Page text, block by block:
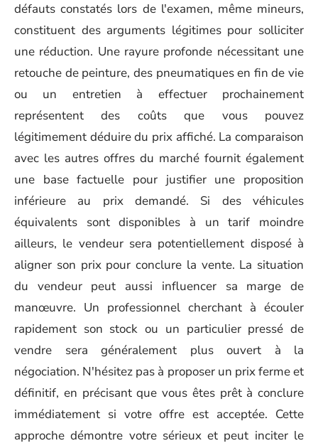
défauts constatés lors de l'examen, même mineurs,
constituent des arguments légitimes pour solliciter
une réduction. Une rayure profonde nécessitant une
retouche de peinture, des pneumatiques en fin de vie
ou un entretien à effectuer prochainement
représentent des coûts que vous pouvez
légitimement déduire du prix affiché. La comparaison
avec les autres offres du marché fournit également
une base factuelle pour justifier une proposition
inférieure au prix demandé. Si des véhicules
équivalents sont disponibles à un tarif moindre
ailleurs, le vendeur sera potentiellement disposé à
aligner son prix pour conclure la vente. La situation
du vendeur peut aussi influencer sa marge de
manœuvre. Un professionnel cherchant à écouler
rapidement son stock ou un particulier pressé de
vendre sera généralement plus ouvert à la
négociation. N'hésitez pas à proposer un prix ferme et
définitif, en précisant que vous êtes prêt à conclure
immédiatement si votre offre est acceptée. Cette
approche démontre votre sérieux et peut inciter le